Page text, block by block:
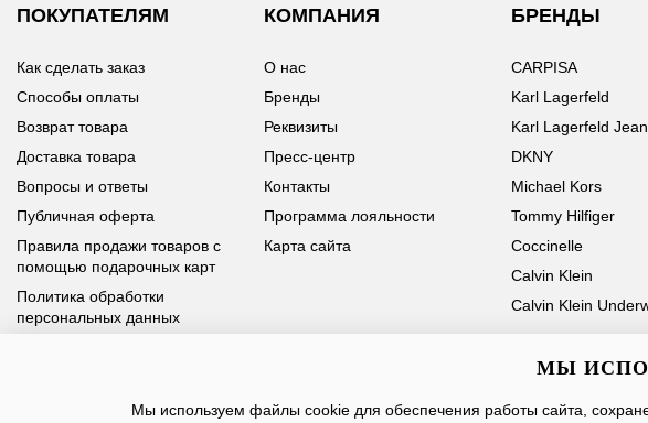
ПОКУПАТЕЛЯМ
Как сделать заказ
Способы оплаты
Возврат товара
Доставка товара
Вопросы и ответы
Публичная оферта
Правила продажи товаров с
помощью подарочных карт
Политика обработки
персональных данных
КОМПАНИЯ
О нас
Бренды
Реквизиты
Пресс-центр
Контакты
Программа лояльности
Карта сайта
БРЕНДЫ
CARPISA
Karl Lagerfeld
Karl Lagerfeld
DKNY
Michael Kors
Tommy Hilfiger
Coccinelle
Calvin Klein
Calvin Klein
У вас возникли вопросы? Ваше имя
МЫ
Мы используем файлы cookie для обеспечения работы сайта,